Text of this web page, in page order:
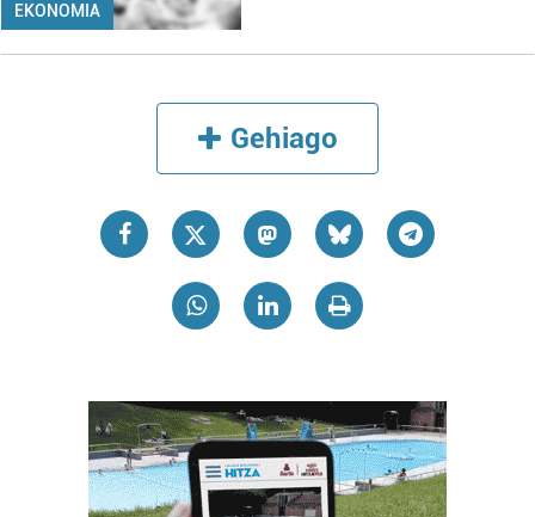
EKONOMIA
Gehiago